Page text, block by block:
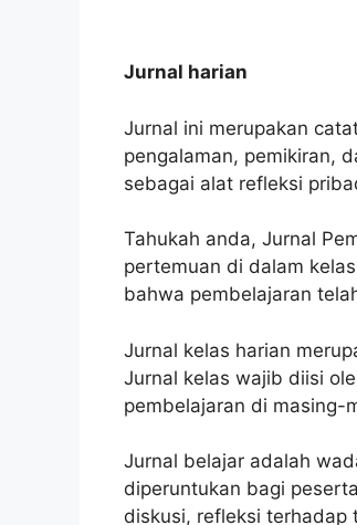
Jurnal harian
Jurnal ini merupakan
pengalaman, pemikiran,
sebagai alat refleksi
Tahukah anda, Jurnal
pertemuan di dalam
bahwa pembelajaran
Jurnal kelas harian
Jurnal kelas wajib diisi
pembelajaran di masing-
Jurnal belajar adalah
diperuntukan bagi
diskusi, refleksi terhadap